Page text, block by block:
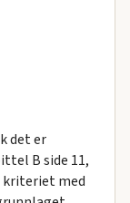
det er
B side 11,
kriteriet med